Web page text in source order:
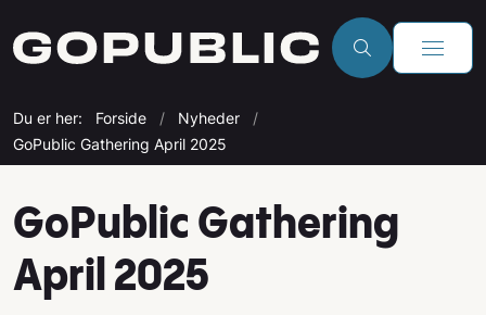
Du er her: Forside
Nyheder
GoPublic Gathering April 2025
GoPublic Gathering
April 2025